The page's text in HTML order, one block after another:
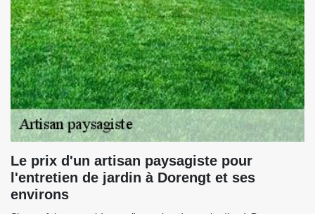
Le prix d'un artisan paysagiste pour
l'entretien de jardin à Dorengt et ses
environs